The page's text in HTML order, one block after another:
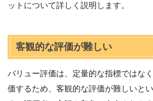
ットについて詳しく説明します。
客観的な評価が難しい
バリュー評価は、定量的な指標ではな
価するため、客観的な評価が難しいと